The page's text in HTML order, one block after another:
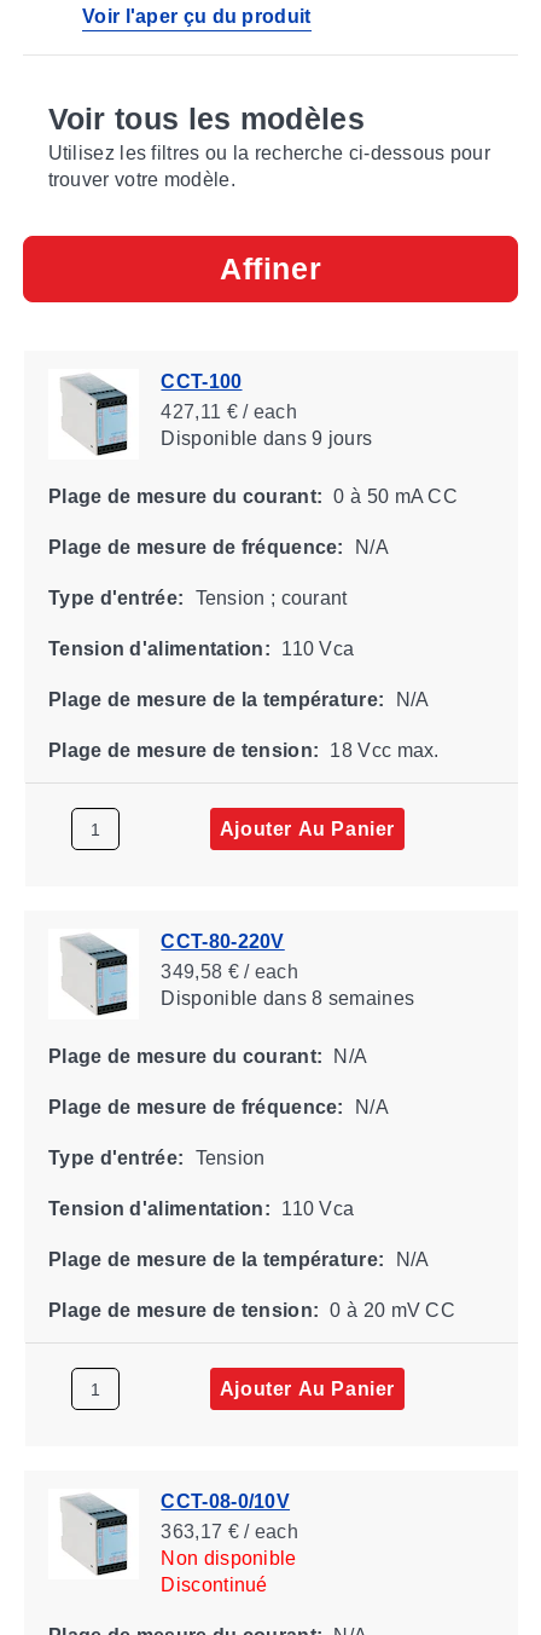
Voir l'aper çu du produit
Voir tous les modèles
Utilisez les filtres ou la recherche ci-dessous pour
trouver votre modèle.
Affiner
CCT-100
427,11 € / each
Disponibledans 9 jours
Plage de mesure du courant: 0 à 50 mA CC
Plage de mesure de fréquence: N/A
Type d'entrée: Tension ; courant
Tension d'alimentation: 110 Vca
Plage de mesure de la température: N/A
Plage de mesure de tension: 18 Vcc max.
Ajouter Au Panier
CCT-80-220V
349,58 € / each
Disponibledans 8 semaines
Plage de mesure du courant: N/A
Plage de mesure de fréquence: N/A
Type d'entrée: Tension
Tension d'alimentation: 110 Vca
Plage de mesure de la température: N/A
Plage de mesure de tension: 0 à 20 mV CC
Ajouter Au Panier
CCT-08-0/10V
363,17 € / each
Non disponible
Discontinué